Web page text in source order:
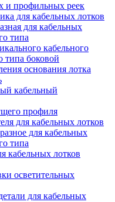
и профильных реек
для кабельных лотков
для кабельных
типа
кабельного
типа боковой
основания лотка
кабельный
профиля
для кабельных лотков
для кабельных
типа
кабельных лотков
осветительных
для кабельных